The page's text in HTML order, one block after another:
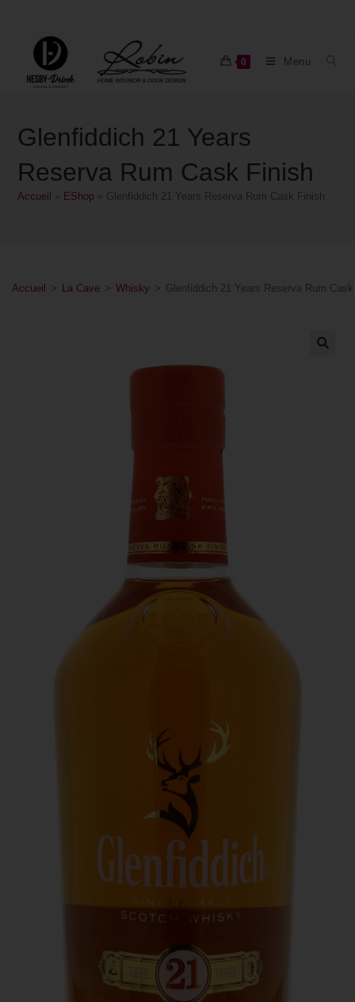
0 Menu
Glenfiddich 21 Years
Reserva Rum Cask Finish
Accueil EShop Glenfiddich 21 Years Reserva Rum Cask Finish
Accueil > La Cave > Whisky > Glenfiddich 21 Years Reserva Rum